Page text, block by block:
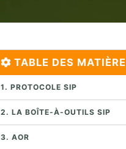
TABLE DES
1. PROTOCOLE SIP
2. LA BOÎTE-À-OUTILS SIP
3. AOR